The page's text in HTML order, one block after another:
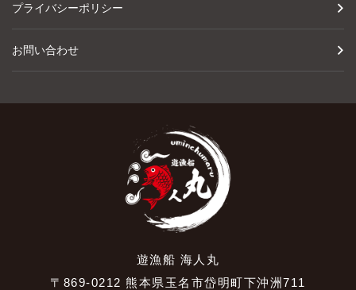
プライバシーポリシー
お問い合わせ
遊漁船 海人丸
〒869-0212 熊本県玉名市岱明町下沖洲711